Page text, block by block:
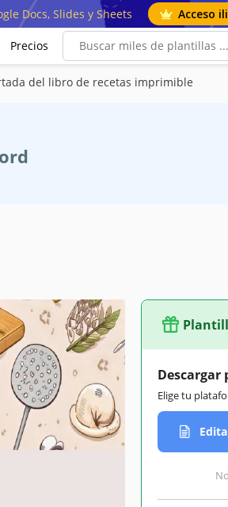
Docs, Slides y Sheets Acceso
Precios
del libro de recetas imprimible
Elige tu